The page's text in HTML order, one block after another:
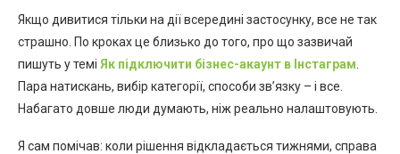
Якщо дивитися тільки на дії всередині застосунку, все не так
страшно. По кроках це близько до того, про що зазвичай
пишуть у темі Як підключити бізнес-акаунт в Інстаграм
Пара натискань, вибір категорії, способи зв’язку – і все.
Набагато довше люди думають, ніж реально налаштовують.
Я сам помічав: коли рішення відкладається тижнями, справа